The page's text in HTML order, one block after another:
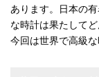
あります。日本の
な時計は果たして
今回は世界で高級